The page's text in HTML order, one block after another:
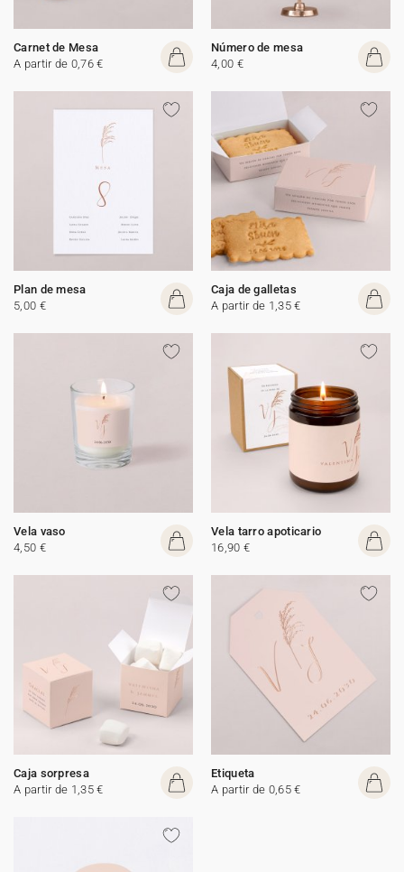
Carnet de Mesa
A partir de 0,76 €
Número de mesa
4,00 €
Plan de mesa
5,00 €
Caja de galletas
A partir de 1,35 €
Vela vaso
4,50 €
Vela tarro apoticario
16,90 €
Caja sorpresa
A partir de 1,35 €
Etiqueta
A partir de 0,65 €